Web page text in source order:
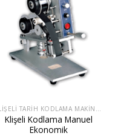
KLIŞELI TARIH KODLAMA MAKINESI
Klişeli Kodlama Manuel
Ekonomik